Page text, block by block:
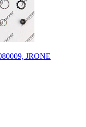
JRONE